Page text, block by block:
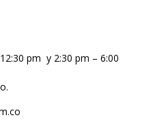
pm y 2:30 pm – 6:00